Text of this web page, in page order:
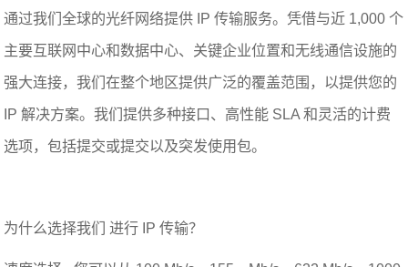
通过我们全球的光纤网络提供 IP 传输服务。凭借与近 1,000 个
主要互联网中心和数据中心、关键企业位置和无线通信设施的
强大连接，我们在整个地区提供广泛的覆盖范围，以提供您的
IP 解决方案。我们提供多种接口、高性能 SLA 和灵活的计费
选项，包括提交或提交以及突发使用包。
为什么选择我们 进行 IP 传输？